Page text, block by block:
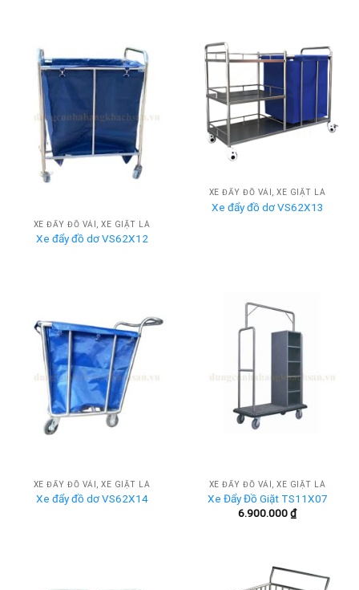
XE ĐẨY ĐỒ VẢI, XE GIẶT LÀ
Xe đẩy đồ dơ VS62X12
XE ĐẨY ĐỒ VẢI, XE GIẶT LÀ
Xe đẩy đồ dơ VS62X13
XE ĐẨY ĐỒ VẢI, XE GIẶT LÀ
Xe đẩy đồ dơ VS62X14
XE ĐẨY ĐỒ VẢI, XE GIẶT LÀ
Xe Đẩy Đồ Giặt TS11X07
6.900.000₫